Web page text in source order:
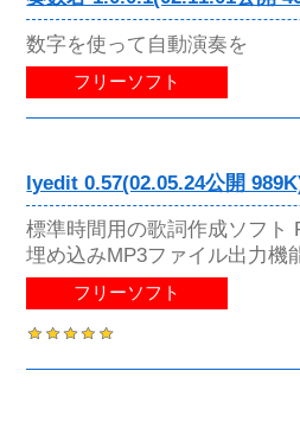
数字を使って自動演奏を
フリーソフト
lyedit 0.57(02.05.24公開
標準時間用の歌詞作成ソフト
埋め込みMP3ファイル出力機
フリーソフト